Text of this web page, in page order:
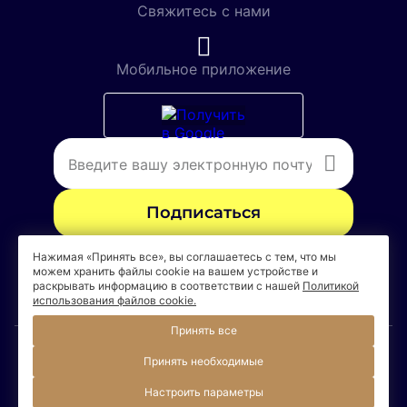
Нажимая «Принять все», вы соглашаетесь с тем, что мы
можем хранить файлы cookie на вашем устройстве и
раскрывать информацию в соответствии с нашей Политикой
использования файлов cookie.
Принять все
Принять необходимые
Настроить параметры
от 10,900 рублей
Novotel Москва Аэропорт Шереметьево
26.2 км от центра города
от 10,000 рублей
Выбрать номер
Мобильное приложение
Свяжитесь с нами
Подписаться
Я согласенна обработку персональных
данных в соответствии с условиями
Правовая информация